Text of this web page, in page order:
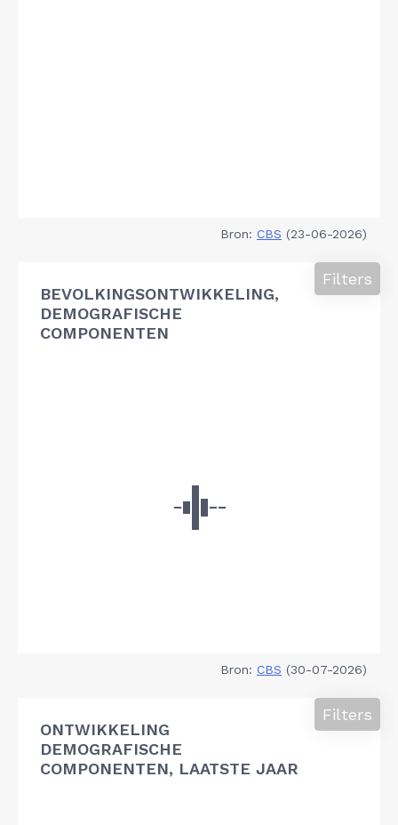
Bron: CBS (23-06-2026)
BEVOLKINGSONTWIKKELING,
DEMOGRAFISCHE
COMPONENTEN
Filters
Bron: CBS (30-07-2026)
ONTWIKKELING
DEMOGRAFISCHE
COMPONENTEN, LAATSTE JAAR
Filters